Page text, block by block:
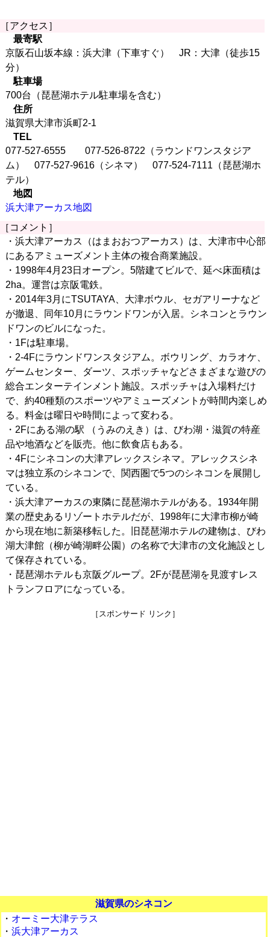
［アクセス］
最寄駅
京阪石山坂本線：浜大津（下車すぐ） JR：大津（徒歩15
分）
駐車場
700台（琵琶湖ホテル駐車場を含む）
住所
滋賀県大津市浜町2-1
TEL
077-527-6555 077-526-8722（ラウンドワンスタジア
ム） 077-527-9616（シネマ） 077-524-7111（琵琶湖ホ
テル）
地図
浜大津アーカス地図
［コメント］
・浜大津アーカス（はまおおつアーカス）は、大津市中心部
にあるアミューズメント主体の複合商業施設。
・1998年4月23日オープン。5階建てビルで、延べ床面積は
2ha。運営は京阪電鉄。
・2014年3月にTSUTAYA、大津ボウル、セガアリーナなど
が撤退、同年10月にラウンドワンが入居。シネコンとラウン
ドワンのビルになった。
・1Fは駐車場。
・2-4Fにラウンドワンスタジアム。ボウリング、カラオケ、
ゲームセンター、ダーツ、スポッチャなどさまざまな遊びの
総合エンターテインメント施設。スポッチャは入場料だけ
で、約40種類のスポーツやアミューズメントが時間内楽しめ
る。料金は曜日や時間によって変わる。
・2Fにある湖の駅 （うみのえき）は、びわ湖・滋賀の特産
品や地酒などを販売。他に飲食店もある。
・4Fにシネコンの大津アレックスシネマ。アレックスシネ
マは独立系のシネコンで、関西圏で5つのシネコンを展開し
ている。
・浜大津アーカスの東隣に琵琶湖ホテルがある。1934年開
業の歴史あるリゾートホテルだが、1998年に大津市柳が崎
から現在地に新築移転した。旧琵琶湖ホテルの建物は、びわ
湖大津館（柳が崎湖畔公園）の名称で大津市の文化施設とし
て保存されている。
・琵琶湖ホテルも京阪グループ。2Fが琵琶湖を見渡すレス
トランフロアになっている。
［スポンサード リンク］
滋賀県のシネコン
・ オーミー大津テラス
・ 浜大津アーカス